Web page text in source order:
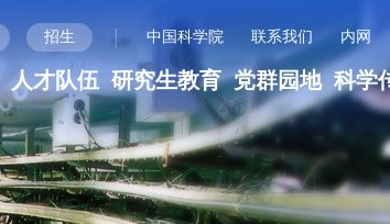
招生 | 中国科学院 联系我们 内网
人才队伍 研究生教育 党群园地 科学